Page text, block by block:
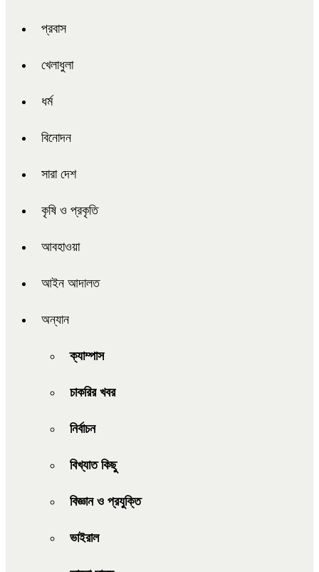
প্রবাস
খেলাধুলা
ধর্ম
বিনোদন
সারা দেশ
কৃষি ও প্রকৃতি
আবহাওয়া
আইন আদালত
অন্যান
ক্যাম্পাস
চাকরির খবর
নির্বাচন
বিখ্যাত কিছু
বিজ্ঞান ও প্রযুক্তি
ভাইরাল